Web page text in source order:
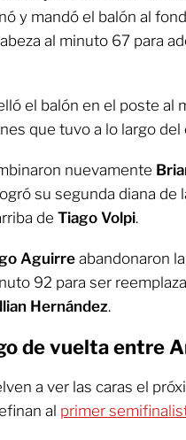
y mandó el balón al
al minuto 67 para
el balón en el poste al
que tuvo a lo largo del
nuevamente
su segunda diana de
de Tiago Volpi.
Aguirre abandonaron
92 para ser
Hernández.
de vuelta entre
a ver las caras el
al primer